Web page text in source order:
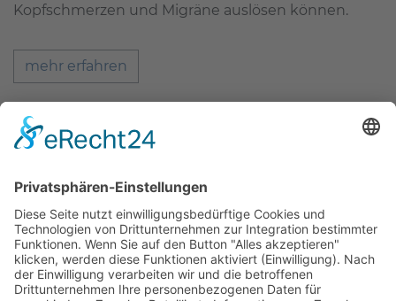
Kopfschmerzen und Migräne auslösen können.
mehr erfahren
Zahnärzte Potsdam
Zahnarzt Suche